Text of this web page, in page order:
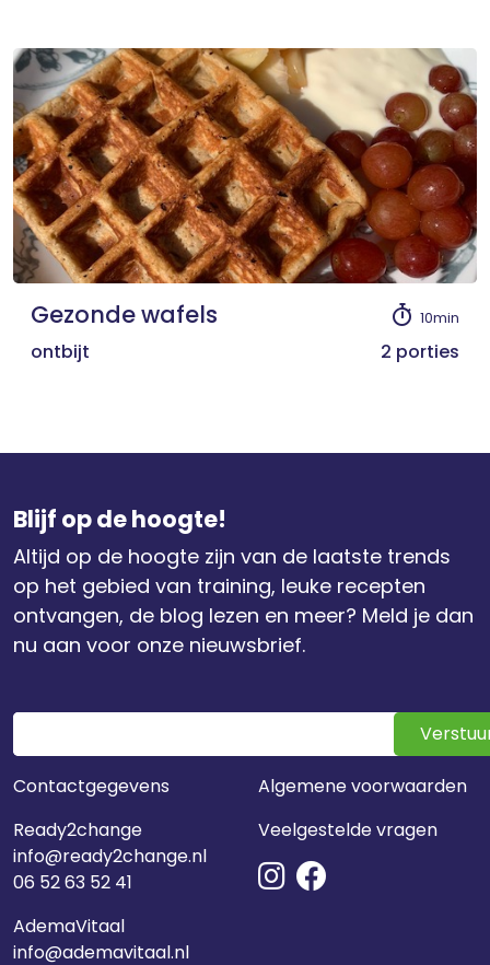
Gezonde wafels 10min
ontbijt 2 porties
Blijf op de hoogte!
Altijd op de hoogte zijn van de laatste trends
op het gebied van training, leuke recepten
ontvangen, de blog lezen en meer? Meld je dan
nu aan voor onze nieuwsbrief.
Contactgegevens
Ready2change
info@ready2change.nl
06 52 63 52 41
AdemaVitaal
info@ademavitaal.nl
Algemene voorwaarden
Veelgestelde vragen